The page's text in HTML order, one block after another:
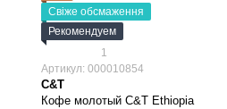
Свіже обсмаження
Рекомендуем
1
Артикул: 000010854
C&T
Кофе молотый C&T Ethiopia